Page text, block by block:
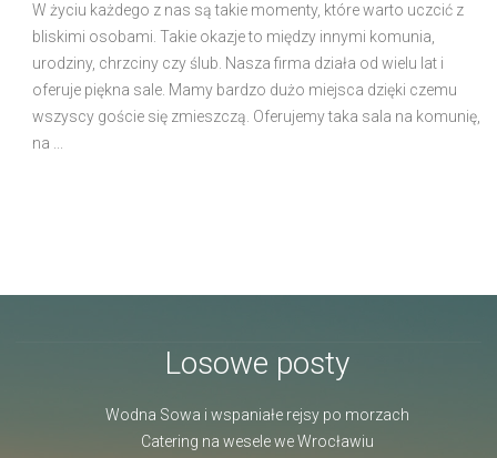
W życiu każdego z nas są takie momenty, które warto uczcić z
bliskimi osobami. Takie okazje to między innymi komunia,
urodziny, chrzciny czy ślub. Nasza firma działa od wielu lat i
oferuje piękna sale. Mamy bardzo dużo miejsca dzięki czemu
wszyscy goście się zmieszczą. Oferujemy taka sala na komunię,
na ...
Losowe posty
Wodna Sowa i wspaniałe rejsy po morzach
Catering na wesele we Wrocławiu